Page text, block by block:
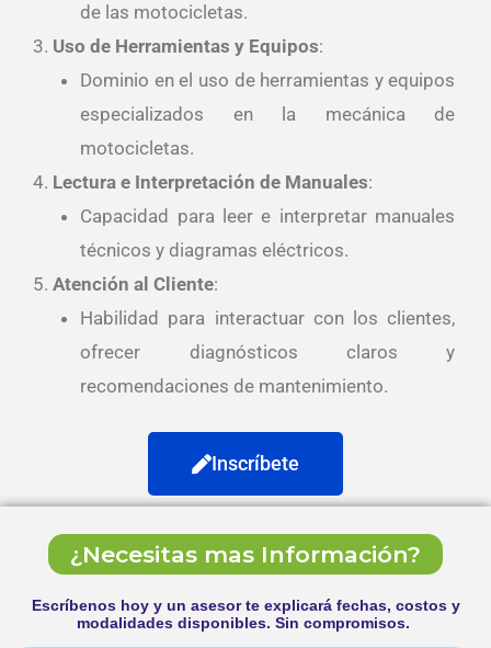
de las motocicletas.
Uso de Herramientas y Equipos:
Dominio en el uso de herramientas y equipos
especializados en la mecánica de
motocicletas.
Lectura e Interpretación de Manuales:
Capacidad para leer e interpretar manuales
técnicos y diagramas eléctricos.
Atención al Cliente:
Habilidad para interactuar con los clientes,
ofrecer diagnósticos claros y
recomendaciones de mantenimiento.
Inscríbete
¿Necesitas mas Información?